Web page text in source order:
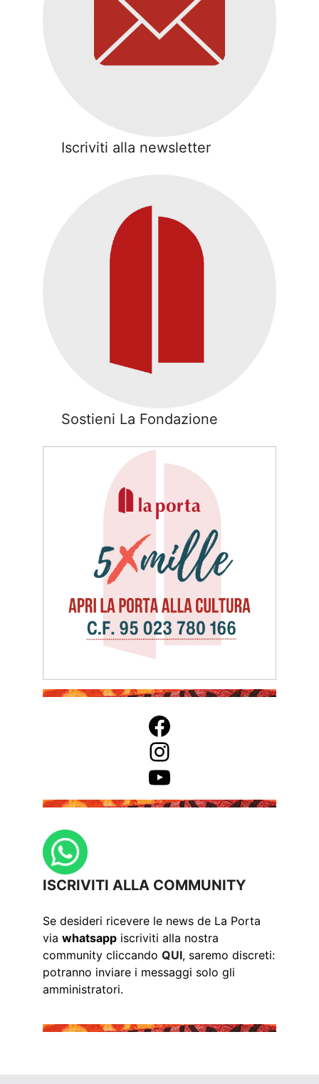
Iscriviti alla newsletter
Sostieni La Fondazione
Facebook
Instagram
YouTube
ISCRIVITI ALLA COMMUNITY
Se desideri ricevere le news de La Porta
via whatsapp iscriviti alla nostra
community cliccando QUI, saremo discreti:
potranno inviare i messaggi solo gli
amministratori.